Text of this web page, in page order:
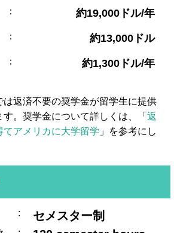
： 約19,000ドル/年
： 約13,000ドル
： 約1,300ドル/年
返済不要の奨学金が留学生に提供
す。奨学金について詳しくは、「返
アメリカに大学留学 」を参考にし
: セメスター制